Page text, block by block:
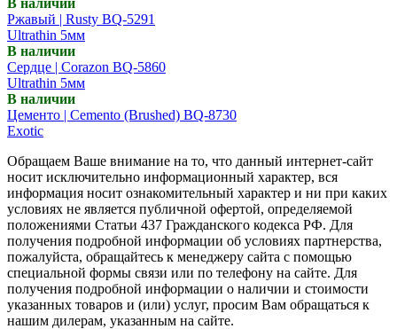
Ржавый | Rusty BQ-5291
Ultrathin 5мм
В наличии
Сердце | Corazon BQ-5860
Ultrathin 5мм
В наличии
Цементо | Cemento (Brushed) BQ-8730
Exotic
Обращаем Ваше внимание на то, что данный интернет-сайт
носит исключительно информационный характер, вся
информация носит ознакомительный характер и ни при каких
условиях не является публичной офертой, определяемой
положениями Статьи 437 Гражданского кодекса РФ. Для
получения подробной информации об условиях партнерства,
пожалуйста, обращайтесь к менеджеру сайта с помощью
специальной формы связи или по телефону на сайте. Для
получения подробной информации о наличии и стоимости
указанных товаров и (или) услуг, просим Вам обращаться к
нашим дилерам, указанным на сайте.